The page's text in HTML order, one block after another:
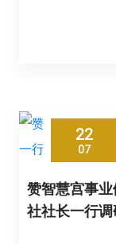
22
07
赞智慧宫事业
社社长一行